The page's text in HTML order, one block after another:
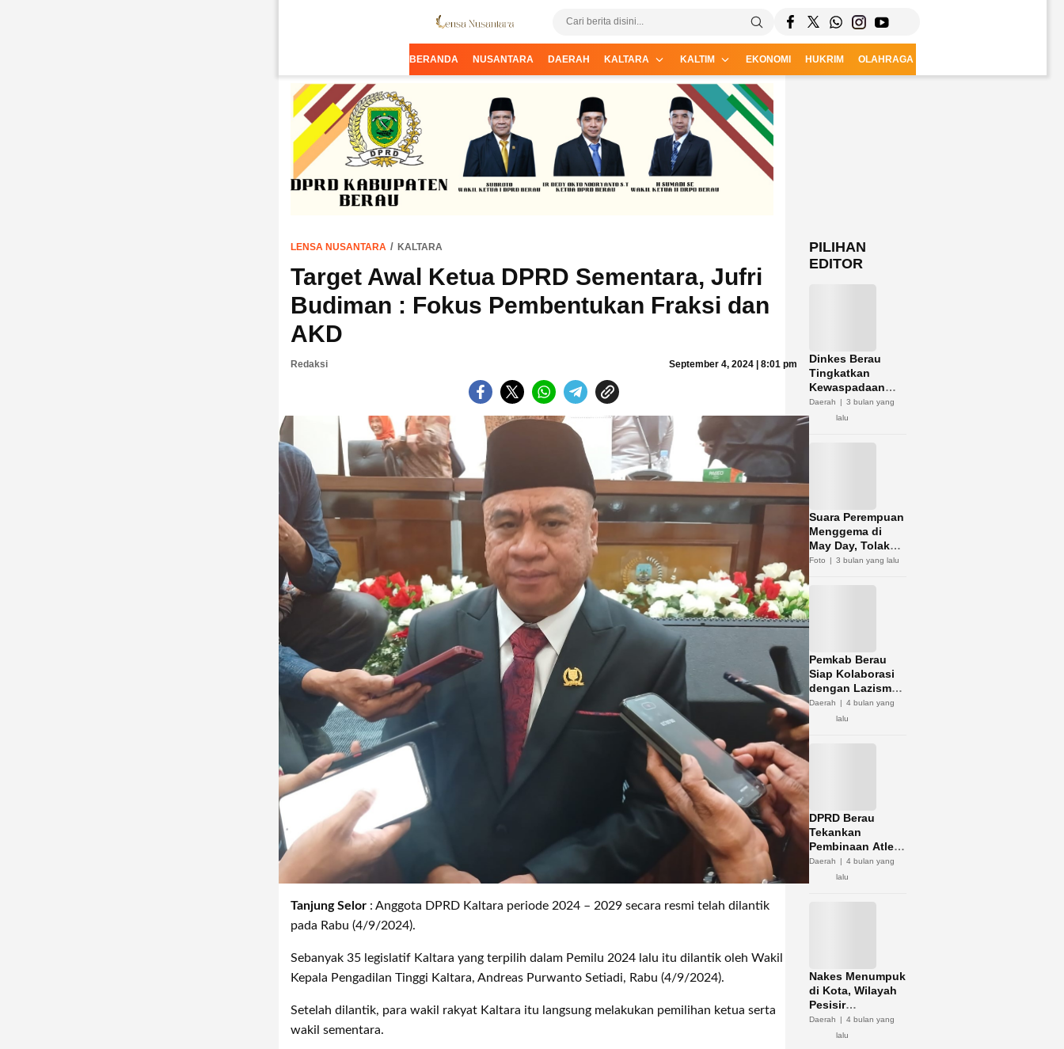
Lensa Nusantara
Informasi Terpercaya dari Nusantara
BERANDA NUSANTARA DAERAH KALTARA KALTIM EKONOMI HUKRIM OLAHRAGA
LENSA NUSANTARA KALTARA
Target Awal Ketua DPRD Sementara, Jufri
Budiman : Fokus Pembentukan Fraksi dan
AKD
Redaksi September 4, 2024 | 8:01 pm
Tanjung Selor : Anggota DPRD Kaltara periode 2024 – 2029 secara resmi telah dilantik
pada Rabu (4/9/2024).
Sebanyak 35 legislatif Kaltara yang terpilih dalam Pemilu 2024 lalu itu dilantik oleh Wakil
Kepala Pengadilan Tinggi Kaltara, Andreas Purwanto Setiadi, Rabu (4/9/2024).
Setelah dilantik, para wakil rakyat Kaltara itu langsung melakukan pemilihan ketua serta
wakil sementara.
PILIHAN
EDITOR
Dinkes Berau
Tingkatkan
Kewaspadaan
Hantavirus
Daerah
3 bulan yang
lalu
Suara Perempuan
Menggema di
May Day, Tolak
Diskriminasi dan
Foto 3 bulan yang lalu
Pemkab Berau
Siap Kolaborasi
dengan Lazismu
Optimalkan
Potensi Zakat
Daerah
4 bulan yang
lalu
DPRD Berau
Tekankan
Pembinaan Atlet
Jadi Kunci
Sukses Porprov
Daerah
4 bulan yang
lalu
Nakes Menumpuk
di Kota, Wilayah
Pesisir
Kekurangan
Daerah
4 bulan yang
lalu